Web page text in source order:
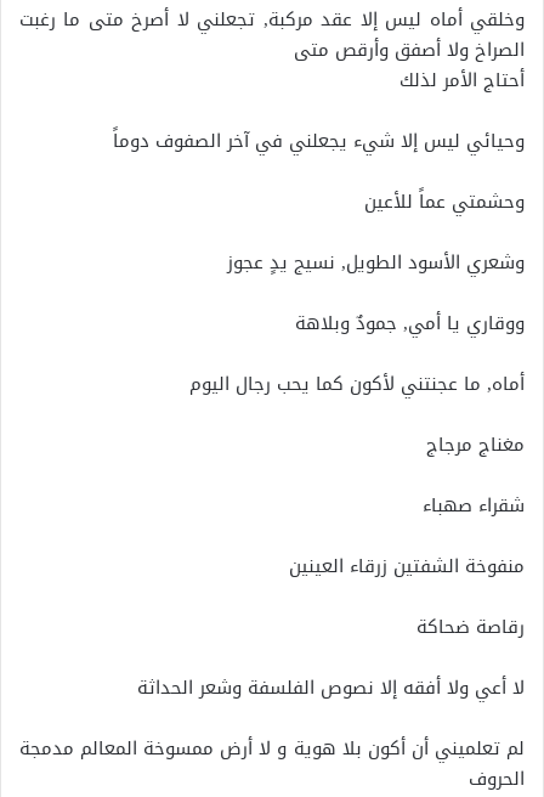
وخلقي أماه ليس إلا عقد مركبة, تجعلني لا أصرخ متى ما رغبت
الصراخ ولا أصفق وأرقص متى
أحتاج الأمر لذلك
وحيائي ليس إلا شيء يجعلني في آخر الصفوف دوماً
وحشمتي عماً للأعين
وشعري الأسود الطويل, نسيج يدٍ عجوز
ووقاري يا أمي, جمودٌ وبلاهة
أماه, ما عجنتني لأكون كما يحب رجال اليوم
مغناج مرجاج
شقراء صهباء
منفوخة الشفتين زرقاء العينين
رقاصة ضحاكة
لا أعي ولا أفقه إلا نصوص الفلسفة وشعر الحداثة
لم تعلميني أن أكون بلا هوية و لا أرض ممسوخة المعالم مدمجة
الحروف